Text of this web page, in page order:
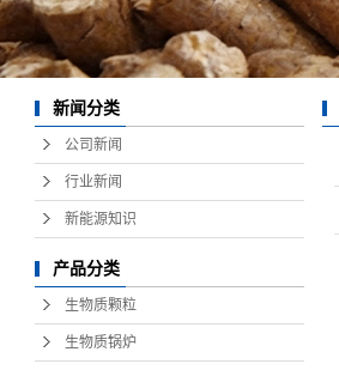
新闻分类
公司新闻
行业新闻
新能源知识
产品分类
生物质颗粒
生物质锅炉